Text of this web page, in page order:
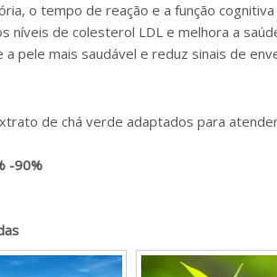
o tempo de reação e a função cognitiva
níveis de colesterol LDL e melhora a
a pele mais saudável e reduz sinais de
de chá verde adaptados para
-90%